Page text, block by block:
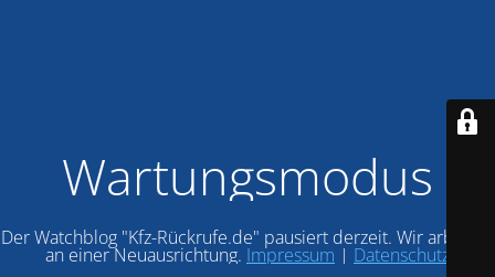
Wartungsmodus
Der Watchblog "Kfz-Rückrufe.de" pausiert derzeit. Wir arbeiten
an einer Neuausrichtung. Impressum | Datenschutz